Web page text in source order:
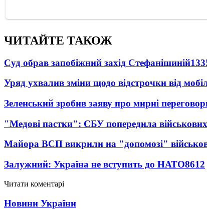
ЧИТАЙТЕ ТАКОЖ
Суд обрав запобіжний захід Стефанішиній
Уряд ухвалив зміни щодо відстрочки від
Зеленський зробив заяву про мирні
"Медові пастки": СБУ попередила військових
Майора ВСП викрили на "допомозі"
Залужний: Україна не вступить до НАТО8612
Читати коментарі
Новини України